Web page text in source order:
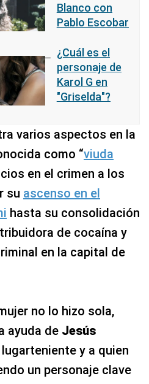
Blanco con
Pablo Escobar
¿Cuál es el
personaje de
Karol G en
"Griselda"?
varios aspectos en la
como “viuda
en el crimen a los
su ascenso en el
hasta su consolidación
de cocaína y
en la capital de
no lo hizo sola,
ayuda de Jesús
lugarteniente y a quien
un personaje clave